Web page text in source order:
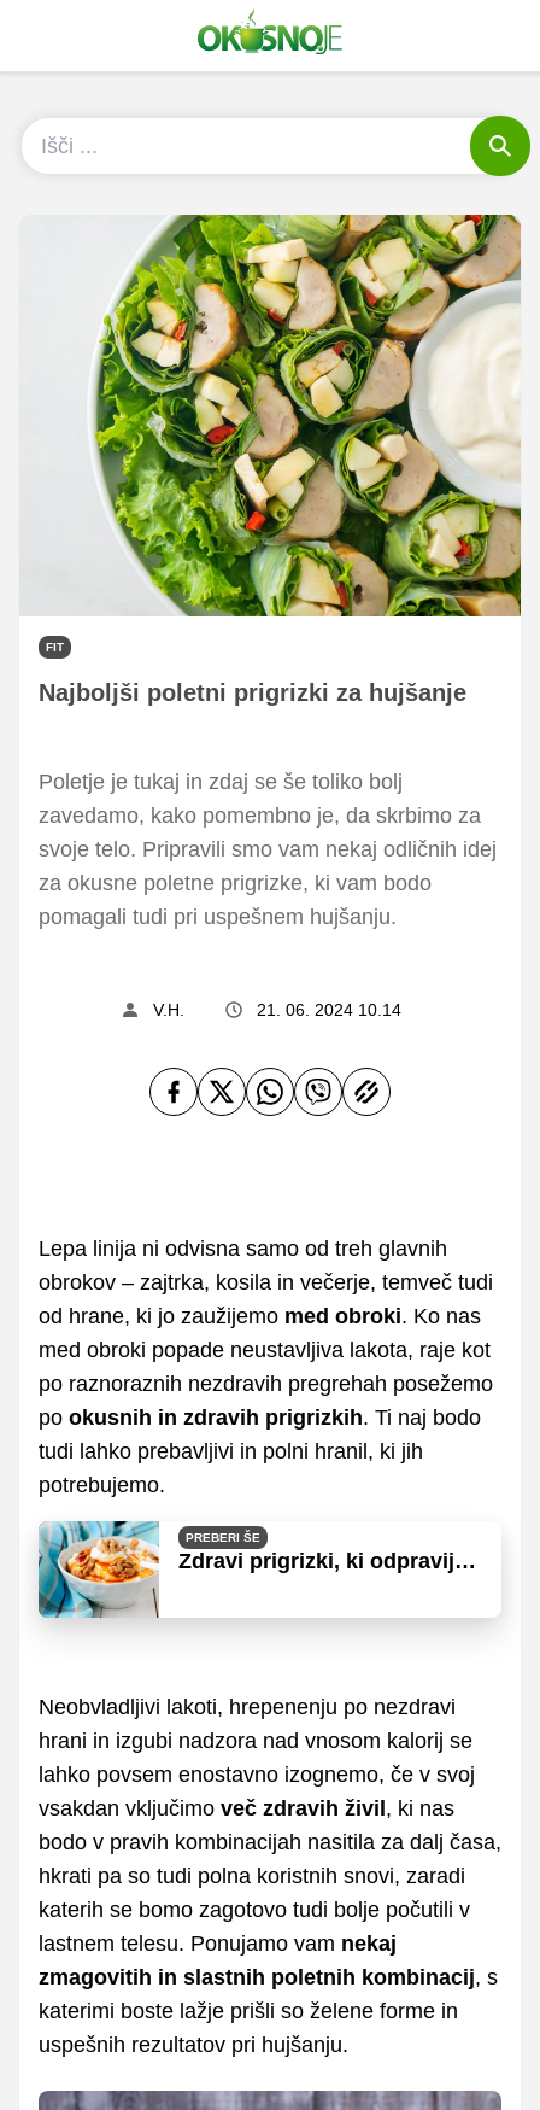
FIT
Najboljši poletni prigrizki za hujšanje
Poletje je tukaj in zdaj se še toliko bolj
zavedamo, kako pomembno je, da skrbimo za
svoje telo. Pripravili smo vam nekaj odličnih idej
za okusne poletne prigrizke, ki vam bodo
pomagali tudi pri uspešnem hujšanju.
V.H. 21. 06. 2024 10.14
Lepa linija ni odvisna samo od treh glavnih
obrokov – zajtrka, kosila in večerje, temveč tudi
od hrane, ki jo zaužijemo med obroki. Ko nas
med obroki popade neustavljiva lakota, raje kot
po raznoraznih nezdravih pregrehah posežemo
po okusnih in zdravih prigrizkih. Ti naj bodo
tudi lahko prebavljivi in polni hranil, ki jih
potrebujemo.
PREBERI ŠE
Zdravi prigrizki, ki odpravijo
Neobvladljivi lakoti, hrepenenju po nezdravi
hrani in izgubi nadzora nad vnosom kalorij se
lahko povsem enostavno izognemo, če v svoj
vsakdan vključimo več zdravih živil, ki nas
bodo v pravih kombinacijah nasitila za dalj časa,
hkrati pa so tudi polna koristnih snovi, zaradi
katerih se bomo zagotovo tudi bolje počutili v
lastnem telesu. Ponujamo vam nekaj
zmagovitih in slastnih poletnih kombinacij, s
katerimi boste lažje prišli so želene forme in
uspešnih rezultatov pri hujšanju.